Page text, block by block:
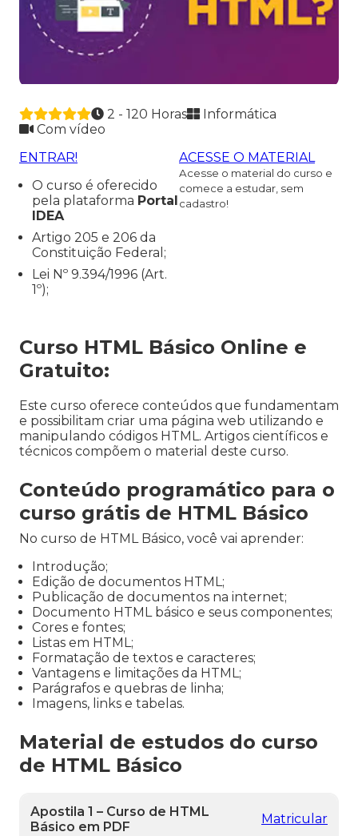
2 - 120 Horas
Informática
Com vídeo
ENTRAR!
O curso é oferecido
pela plataforma Portal
IDEA
Artigo 205 e 206 da
Constituição Federal;
Lei Nº 9.394/1996 (Art.
1º);
ACESSE O MATERIAL
Acesse o material do curso e
comece a estudar, sem
cadastro!
Curso HTML Básico Online e
Gratuito:
Este curso oferece conteúdos que fundamentam
e possibilitam criar uma página web utilizando e
manipulando códigos HTML. Artigos científicos e
técnicos compõem o material deste curso.
Conteúdo programático para o
curso grátis de HTML Básico
No curso de HTML Básico, você vai aprender:
Introdução;
Edição de documentos HTML;
Publicação de documentos na internet;
Documento HTML básico e seus componentes;
Cores e fontes;
Listas em HTML;
Formatação de textos e caracteres;
Vantagens e limitações da HTML;
Parágrafos e quebras de linha;
Imagens, links e tabelas.
Material de estudos do curso
de HTML Básico
Apostila 1 – Curso de HTML
Básico em PDF
Matricular